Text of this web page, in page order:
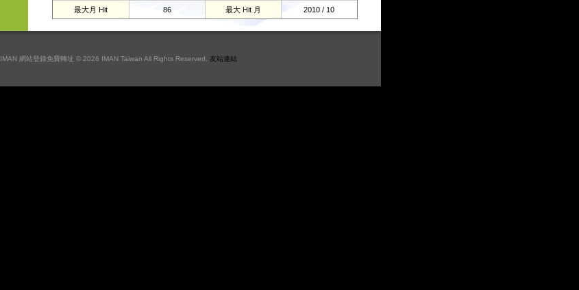
最大月 Hit 86 最大 Hit 月 2010 / 10
IMAN 網站登錄免費轉址 © 2026 IMAN Taiwan All Rights Reserved. 友站連結